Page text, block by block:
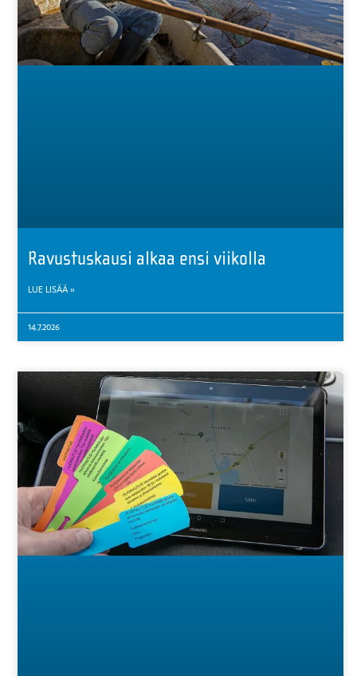
Ravustuskausi alkaa ensi viikolla
LUE LISÄÄ »
14.7.2026